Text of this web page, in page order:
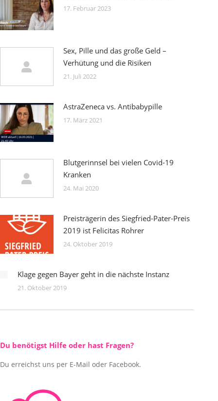
17. Februar 2023
Sex, Pille und das große Geld –
Verhütung und die Risiken
21. Juli 2022
AstraZeneca vs. Antibabypille
17. März 2021
Blutgerinnsel bei vielen Covid-19
Kranken
24. Mai 2020
Preisträgerin des Siegfried-Pater-Preis
2019 ist Felicitas Rohrer
24. Oktober 2019
Klage gegen Bayer geht in die nächste Instanz
21. Oktober 2019
Du benötigst Hilfe oder hast Fragen?
Du erreichst uns per E-Mail oder Facebook.